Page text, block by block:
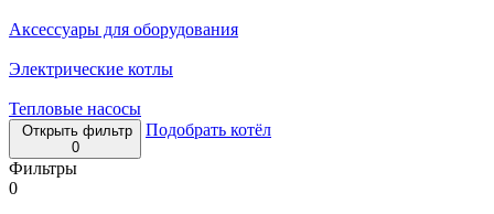
Аксессуары для оборудования
Электрические котлы
Тепловые насосы
Открыть фильтр
0
Подобрать котёл
Фильтры
0